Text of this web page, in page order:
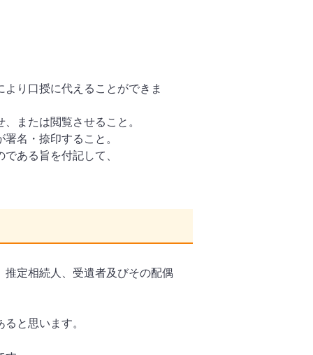
り口授に代えることができま
または閲覧させること。
名・捺印すること。
ある旨を付記して、
定相続人、受遺者及びその配偶
と思います。